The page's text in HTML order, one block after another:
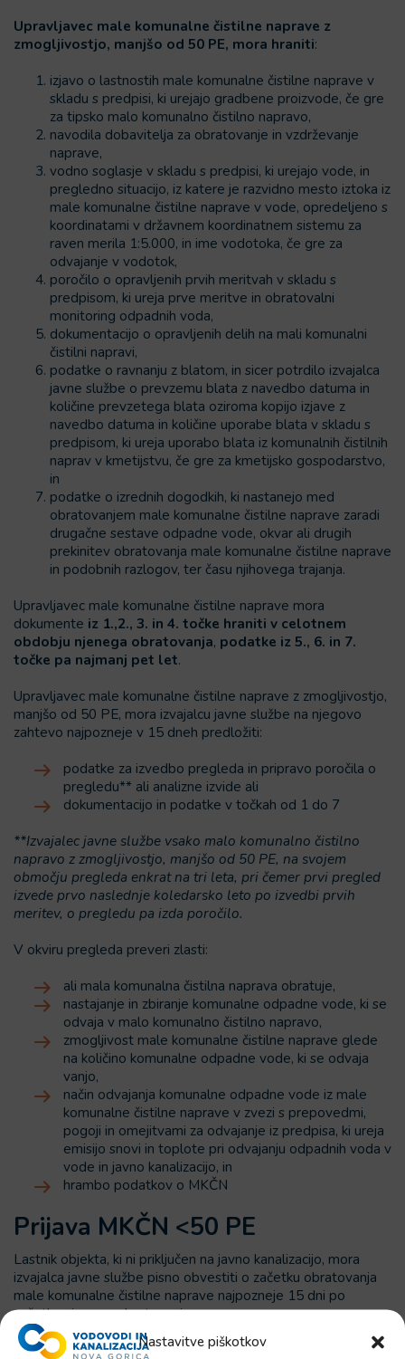
Nastavitve piškotkov
Upravljavec male komunalne čistilne naprave z
zmogljivostjo, manjšo od 50 PE, mora hraniti:
izjavo o lastnostih male komunalne čistilne naprave v
skladu s predpisi, ki urejajo gradbene proizvode, če gre
za tipsko malo komunalno čistilno napravo,
navodila dobavitelja za obratovanje in vzdrževanje
naprave,
vodno soglasje v skladu s predpisi, ki urejajo vode, in
pregledno situacijo, iz katere je razvidno mesto iztoka iz
male komunalne čistilne naprave v vode, opredeljeno s
koordinatami v državnem koordinatnem sistemu za
raven merila 1:5.000, in ime vodotoka, če gre za
odvajanje v vodotok,
poročilo o opravljenih prvih meritvah v skladu s
predpisom, ki ureja prve meritve in obratovalni
monitoring odpadnih voda,
dokumentacijo o opravljenih delih na mali komunalni
čistilni napravi,
podatke o ravnanju z blatom, in sicer potrdilo izvajalca
javne službe o prevzemu blata z navedbo datuma in
količine prevzetega blata oziroma kopijo izjave z
navedbo datuma in količine uporabe blata v skladu s
predpisom, ki ureja uporabo blata iz komunalnih čistilnih
naprav v kmetijstvu, če gre za kmetijsko gospodarstvo,
in
podatke o izrednih dogodkih, ki nastanejo med
obratovanjem male komunalne čistilne naprave zaradi
drugačne sestave odpadne vode, okvar ali drugih
prekinitev obratovanja male komunalne čistilne naprave
in podobnih razlogov, ter času njihovega trajanja.
Upravljavec male komunalne čistilne naprave mora
dokumente iz 1.,2., 3. in 4. točke hraniti v celotnem
obdobju njenega obratovanja, podatke iz 5., 6. in 7.
točke pa najmanj pet let.
Upravljavec male komunalne čistilne naprave z zmogljivostjo,
manjšo od 50 PE, mora izvajalcu javne službe na njegovo
zahtevo najpozneje v 15 dneh predložiti:
podatke za izvedbo pregleda in pripravo poročila o
pregledu** ali analizne izvide ali
dokumentacijo in podatke v točkah od 1 do 7
**Izvajalec javne službe vsako malo komunalno čistilno
napravo z zmogljivostjo, manjšo od 50 PE, na svojem
območju pregleda enkrat na tri leta, pri čemer prvi pregled
izvede prvo naslednje koledarsko leto po izvedbi prvih
meritev, o pregledu pa izda poročilo.
V okviru pregleda preveri zlasti:
ali mala komunalna čistilna naprava obratuje,
nastajanje in zbiranje komunalne odpadne vode, ki se
odvaja v malo komunalno čistilno napravo,
zmogljivost male komunalne čistilne naprave glede
na količino komunalne odpadne vode, ki se odvaja
vanjo,
način odvajanja komunalne odpadne vode iz male
komunalne čistilne naprave v zvezi s prepovedmi,
pogoji in omejitvami za odvajanje iz predpisa, ki ureja
emisijo snovi in toplote pri odvajanju odpadnih voda v
vode in javno kanalizacijo, in
hrambo podatkov o MKČN
Prijava MKČN <50 PE
Lastnik objekta, ki ni priključen na javno kanalizacijo, mora
izvajalca javne službe pisno obvestiti o začetku obratovanja
male komunalne čistilne naprave najpozneje 15 dni po
začetku njenega obratovanja.
Oddajte vlogo za oddajo podatkov o MKČN <50 PE